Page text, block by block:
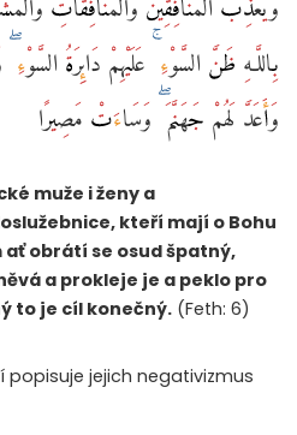
بِاللَّـهِ ظَنَّ السَّوْءِ ۚ عَلَيْهِمْ دَائِرَةُ
وَأَعَدَّ لَهُمْ جَهَنَّمَ ۖ وَسَاءَتْ مَصِيرًا
muže i ženy a
kteří mají o Bohu
obrátí se osud špatný,
a prokleje je a peklo pro
to je cíl konečný. (Feth: 6)
popisuje jejich negativizmus